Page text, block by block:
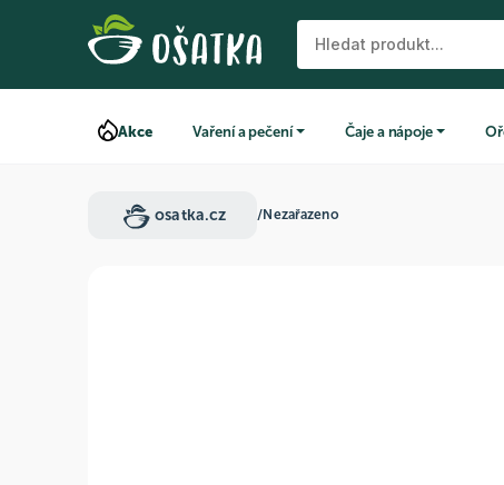
Akce Vaření a pečení Čaje a nápoje
osatka.cz /Nezařazeno